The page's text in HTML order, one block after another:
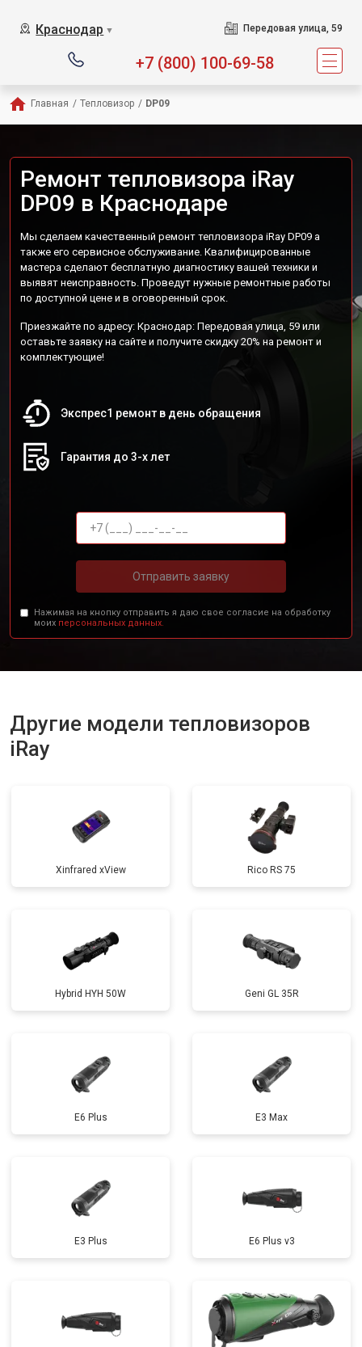
Краснодар ▼ Передовая улица, 59
+7 (800) 100-69-58
Главная / Тепловизор / DP09
Ремонт тепловизора iRay
DP09 в Краснодаре
Мы сделаем качественный ремонт тепловизора iRay DP09 а
также его сервисное обслуживание. Квалифицированные
мастера сделают бесплатную диагностику вашей техники и
выявят неисправность. Проведут нужные ремонтные работы
по доступной цене и в оговоренный срок.
Приезжайте по адресу: Краснодар: Передовая улица, 59 или
оставьте заявку на сайте и получите скидку 20% на ремонт и
комплектующие!
Экспрес1 ремонт в день обращения
Гарантия до 3-х лет
Отправить заявку
Нажимая на кнопку отправить я даю свое согласие на обработку
моих персональных данных.
Другие модели тепловизоров
iRay
Xinfrared xView Rico RS 75
Hybrid HYH 50W Geni GL 35R
E6 Plus E3 Max
E3 Plus E6 Plus v3